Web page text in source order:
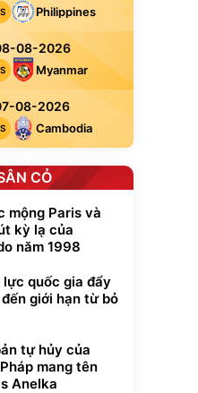
Philippines
08-2026
Myanmar
08-2026
Cambodia
CỎ
mộng Paris và
kỳ lạ của
năm 1998
lực quốc gia đẩy
giới hạn từ bỏ
tự hủy của
mang tên
Anelka